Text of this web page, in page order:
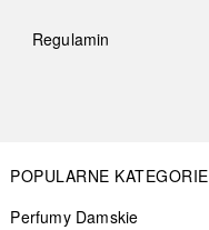
Regulamin
POPULARNE KATEGORIE
Perfumy Damskie